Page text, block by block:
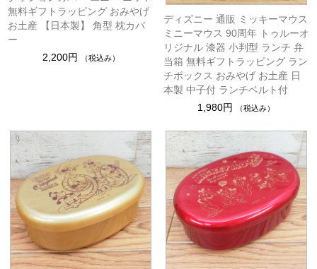
無料ギフトラッピング おみやげ
お土産 【日本製】 角型 枕カバ
ー
2,200円
（税込み）
ディズニー 通販 ミッキーマウス
ミニーマウス 90周年 トゥルーオ
リジナル 漆器 小判型 ランチ 弁
当箱 無料ギフトラッピング ラン
チボックス おみやげ お土産 日
本製 中子付 ランチベルト付
1,980円
（税込み）